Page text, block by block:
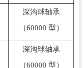
深沟球轴承
（60000 型）
深沟球轴承
（60000 型）